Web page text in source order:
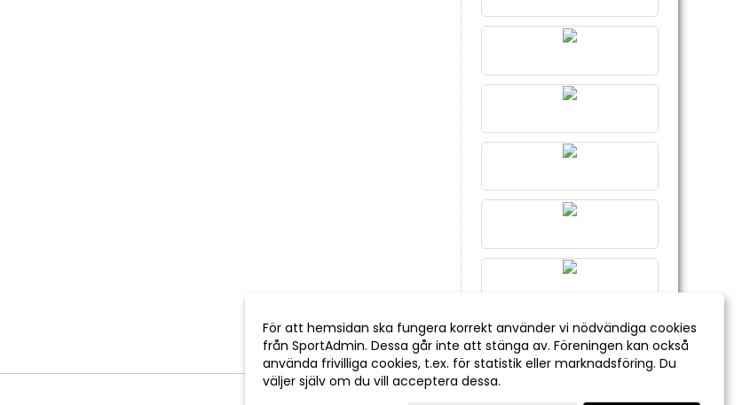
För att hemsidan ska fungera korrekt använder vi nödvändiga cookies
från SportAdmin. Dessa går inte att stänga av. Föreningen kan också
använda frivilliga cookies, t.ex. för statistik eller marknadsföring. Du
väljer själv om du vill acceptera dessa.